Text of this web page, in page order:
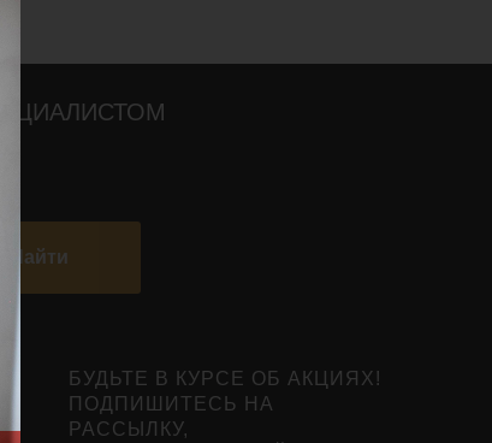
Найти
БУДЬТЕ В КУРСЕ ОБ АКЦИЯХ!
ПОДПИШИТЕСЬ НА
РАССЫЛКУ,